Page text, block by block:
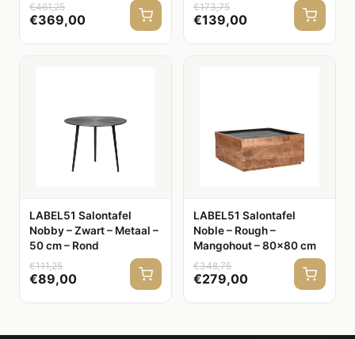
€461,25
€369,00
€173,75
€139,00
LABEL51 Salontafel
Nobby – Zwart – Metaal –
50 cm – Rond
€111,25
€89,00
LABEL51 Salontafel
Noble – Rough –
Mangohout – 80×80 cm
€348,75
€279,00